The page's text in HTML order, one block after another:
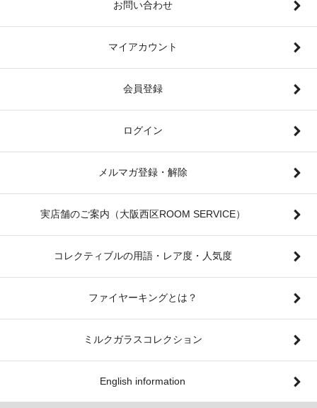
お問い合わせ
マイアカウント
会員登録
ログイン
メルマガ登録・解除
実店舗のご案内（大阪西区ROOM SERVICE）
コレクティブルの用語・レア度・人気度
ファイヤーキングとは？
ミルクガラスコレクション
English information